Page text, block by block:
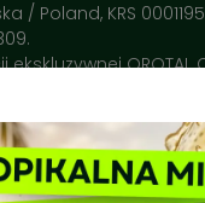
przy każdym
🔬
potwierdzone
/ Poland, KRS
ekskluzywnej
wybrać